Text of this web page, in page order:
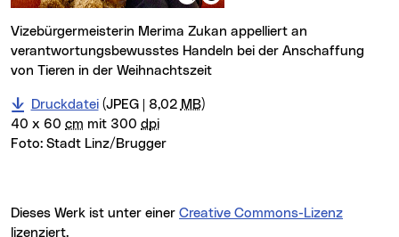
Vizebürgermeisterin Merima Zukan appelliert an
verantwortungsbewusstes Handeln bei der Anschaffung
von Tieren in der Weihnachtszeit
Druckdatei(JPEG | 8,02 MB)
40 x 60 cm mit 300 dpi
Foto: Stadt Linz/Brugger
Dieses Werk ist unter einer Creative Commons-Lizenz
lizenziert.